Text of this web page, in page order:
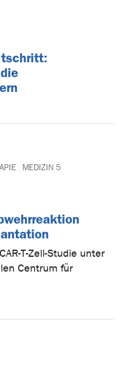
MEDIZIN 5
T-Zell-Studie unter
Centrum für